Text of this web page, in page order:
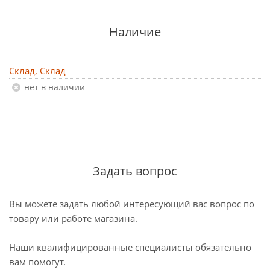
Наличие
Склад, Склад
Нет в наличии
Задать вопрос
Вы можете задать любой интересующий вас вопрос по
товару или работе магазина.
Наши квалифицированные специалисты обязательно
вам помогут.